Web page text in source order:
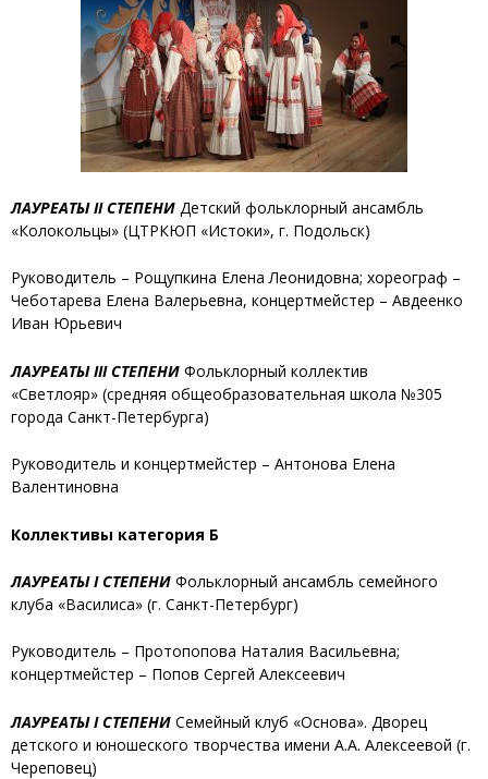
ЛАУРЕАТЫ II СТЕПЕНИ Детский фольклорный ансамбль
«Колокольцы» (ЦТРКЮП «Истоки», г. Подольск)
Руководитель – Рощупкина Елена Леонидовна; хореограф –
Чеботарева Елена Валерьевна, концертмейстер – Авдеенко
Иван Юрьевич
ЛАУРЕАТЫ III СТЕПЕНИ Фольклорный коллектив
«Светлояр» (средняя общеобразовательная школа №305
города Санкт-Петербурга)
Руководитель и концертмейстер – Антонова Елена
Валентиновна
Коллективы категория Б
ЛАУРЕАТЫ I СТЕПЕНИ Фольклорный ансамбль семейного
клуба «Василиса» (г. Санкт-Петербург)
Руководитель – Протопопова Наталия Васильевна;
концертмейстер – Попов Сергей Алексеевич
ЛАУРЕАТЫ I СТЕПЕНИ Семейный клуб «Основа». Дворец
детского и юношеского творчества имени А.А. Алексеевой (г.
Череповец)